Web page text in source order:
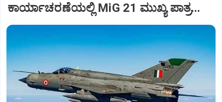
ಕಾರ್ಯಾಚರಣೆಯಲ್ಲಿ MiG 21 ಮುಖ್ಯ ಪಾತ್ರ...